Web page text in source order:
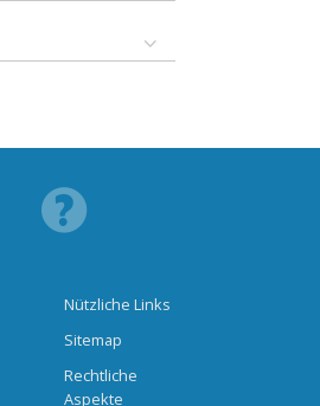
Nützliche Links
Sitemap
Rechtliche
Aspekte